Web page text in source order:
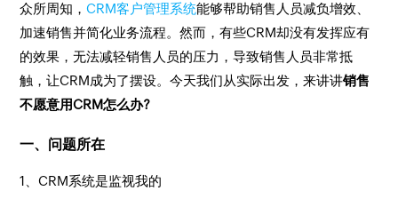
众所周知，CRM客户管理系统能够帮助销售人员减负增效、
加速销售并简化业务流程。然而，有些CRM却没有发挥应有
的效果，无法减轻销售人员的压力，导致销售人员非常抵
触，让CRM成为了摆设。今天我们从实际出发，来讲讲销售
不愿意用CRM怎么办?
一、问题所在
1、CRM系统是监视我的